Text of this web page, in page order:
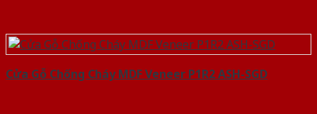
Cửa Gỗ Chống Cháy MDF Veneer P1R2 ASH-SGD